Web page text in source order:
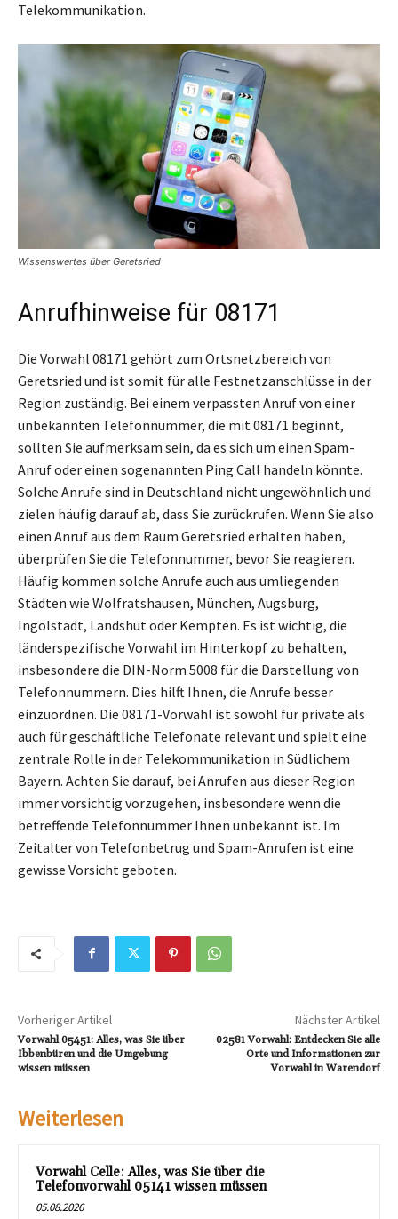
Telekommunikation.
Wissenswertes über Geretsried
Anrufhinweise für 08171
Die Vorwahl 08171 gehört zum Ortsnetzbereich von
Geretsried und ist somit für alle Festnetzanschlüsse in der
Region zuständig. Bei einem verpassten Anruf von einer
unbekannten Telefonnummer, die mit 08171 beginnt,
sollten Sie aufmerksam sein, da es sich um einen Spam-
Anruf oder einen sogenannten Ping Call handeln könnte.
Solche Anrufe sind in Deutschland nicht ungewöhnlich und
zielen häufig darauf ab, dass Sie zurückrufen. Wenn Sie also
einen Anruf aus dem Raum Geretsried erhalten haben,
überprüfen Sie die Telefonnummer, bevor Sie reagieren.
Häufig kommen solche Anrufe auch aus umliegenden
Städten wie Wolfratshausen, München, Augsburg,
Ingolstadt, Landshut oder Kempten. Es ist wichtig, die
länderspezifische Vorwahl im Hinterkopf zu behalten,
insbesondere die DIN-Norm 5008 für die Darstellung von
Telefonnummern. Dies hilft Ihnen, die Anrufe besser
einzuordnen. Die 08171-Vorwahl ist sowohl für private als
auch für geschäftliche Telefonate relevant und spielt eine
zentrale Rolle in der Telekommunikation in Südlichem
Bayern. Achten Sie darauf, bei Anrufen aus dieser Region
immer vorsichtig vorzugehen, insbesondere wenn die
betreffende Telefonnummer Ihnen unbekannt ist. Im
Zeitalter von Telefonbetrug und Spam-Anrufen ist eine
gewisse Vorsicht geboten.
Vorheriger Artikel
Vorwahl 05451: Alles, was Sie über
Ibbenbüren und die Umgebung
wissen müssen
Nächster Artikel
02581 Vorwahl: Entdecken Sie alle
Orte und Informationen zur
Vorwahl in Warendorf
Weiterlesen
Vorwahl Celle: Alles, was Sie über die
Telefonvorwahl 05141 wissen müssen
05.08.2026